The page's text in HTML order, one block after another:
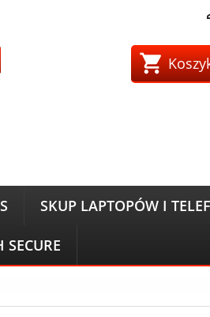
shopping_cart
SKUP LAPTOPÓW I
SECURE